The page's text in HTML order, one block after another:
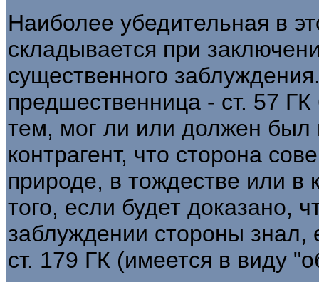
Наиболее убедительная в
складывается при
существенного
предшественница - ст. 57
тем, мог ли или должен был
контрагент, что сторона
природе, в тождестве или в
того, если будет доказано,
заблуждении стороны знал,
ст. 179 ГК (имеется в виду